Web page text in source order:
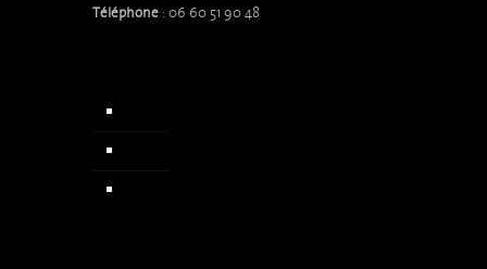
Téléphone: 06 60 51 90 48